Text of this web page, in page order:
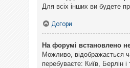
Для всіх інших ви будете
Догори
На форумі встановлено
Можливо, відображається
перебуваєте: Київ, Берлін